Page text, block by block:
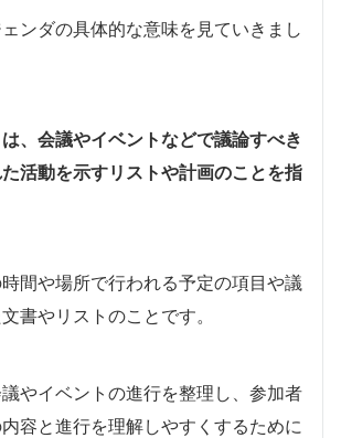
ンダの具体的な意味を見ていきまし
は、会議やイベントなどで議論すべき
活動を示すリストや計画のことを指
間や場所で行われる予定の項目や議
書やリストのことです。
やイベントの進行を整理し、参加者
容と進行を理解しやすくするために